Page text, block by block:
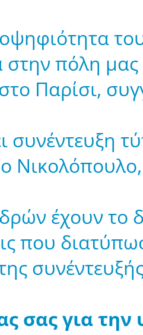
πόλη μας
Παρίσι,
συνέντευξη
έχουν το
που
σας για